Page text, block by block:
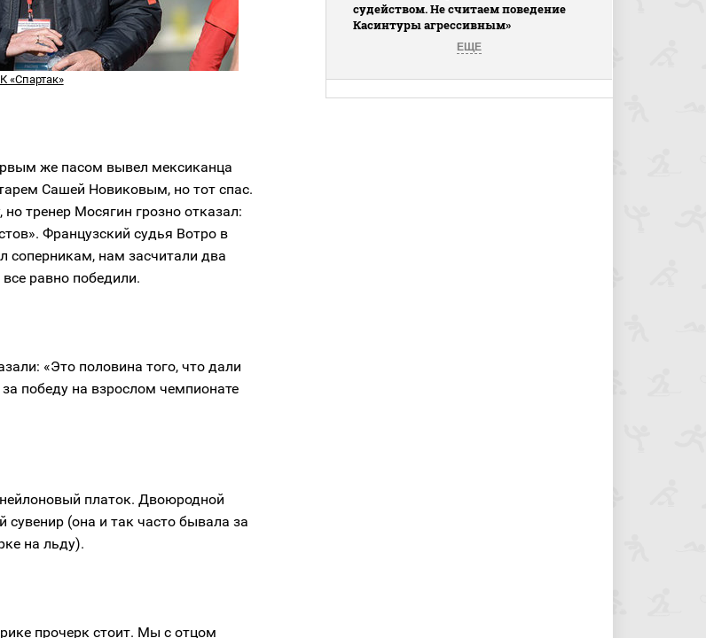
«Спартак»
же пасом вывел мексиканца
Сашей Новиковым, но тот спас.
тренер Мосягин грозно отказал:
Французский судья Вотро в
соперникам, нам засчитали два
равно победили.
«Это половина того, что дали
победу на взрослом чемпионате
платок. Двоюродной
сувенир (она и так часто бывала за
на льду).
прочерк стоит. Мы с отцом
судейством. Не считаем поведение
Касинтуры агрессивным»
ЕЩЕ